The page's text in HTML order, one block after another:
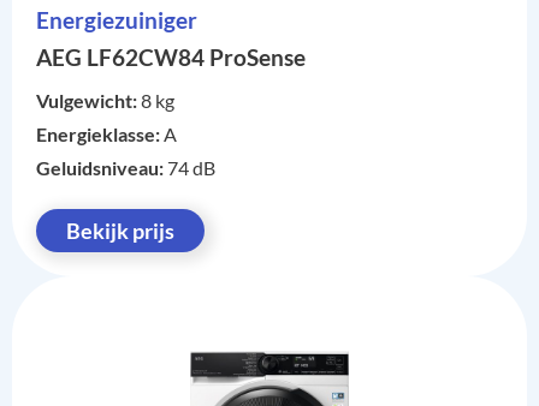
Energiezuiniger
AEG LF62CW84 ProSense
Vulgewicht:8 kg
Energieklasse:A
Geluidsniveau: 74 dB
Bekijk prijs